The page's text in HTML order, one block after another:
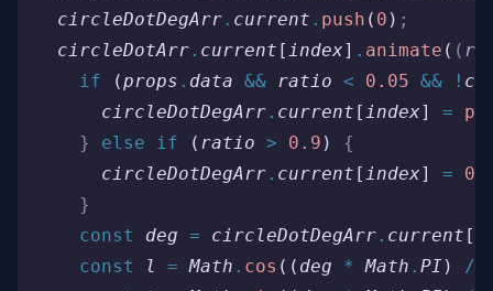
  circleDotDegArr
. current . push ( 0 ) ;
  circleDotArr
. current [ index] . animate ( (
    if
(props . data && ratio < 0.05 && !
      circleDotDegArr
. current [ index] =
    }
else if ( ratio > 0.9 ) {
      circleDotDegArr
. current [ index] = 0
    }
    const
deg = circleDotDegArr . current [
    const
l = Math . cos (( deg * Math . PI ) /